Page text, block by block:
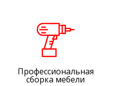
Профессиональная
сборка мебели